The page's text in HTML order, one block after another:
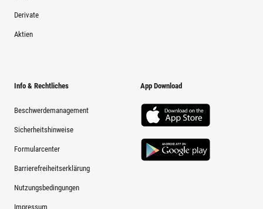
Derivate
Aktien
Info & Rechtliches
Beschwerdemanagement
Sicherheitshinweise
Formularcenter
Barrierefreiheitserklärung
Nutzungsbedingungen
Impressum
App Download